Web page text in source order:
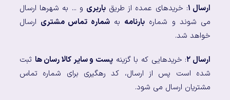
ارسال ۱ : خریدهای عمده از طریقباربری و ... به شهرها ارسال
می شوند و شماره بارنامه بهشماره تماس مشتری ارسال
خواهد شد.
ارسال ۲ : خریدهایی که با گزینه پست و سایر کالا رسان ها ثبت
شده است پس از ارسال، کد رهگیری برای شماره تماس
مشتریان ارسال می شود.